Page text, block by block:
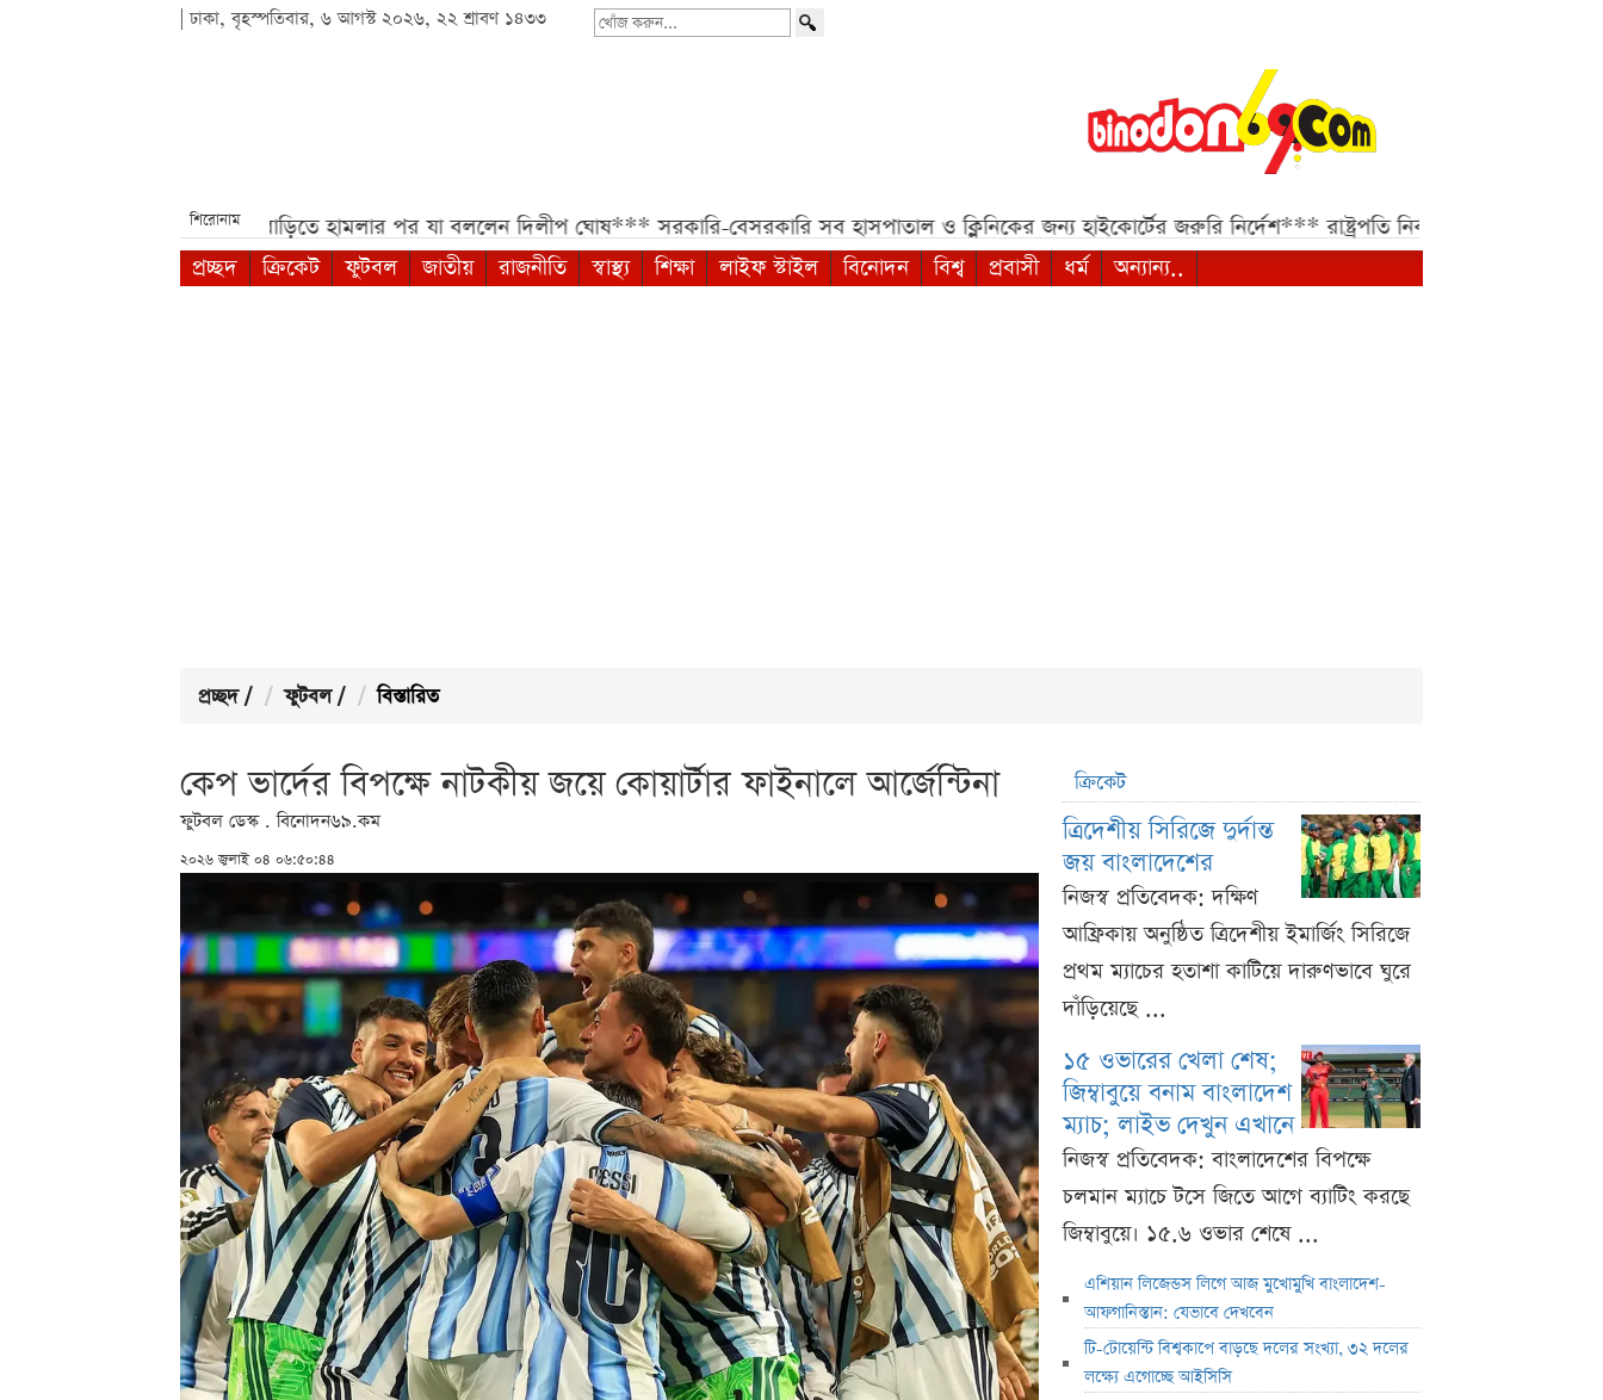
| ঢাকা, বৃহস্পতিবার, ৬ আগস্ট ২০২৬, ২২ শ্রাবণ ১৪৩৩
খোঁজ
শিরোনাম
সাকিবের বাড়িতে হামলার পর যা বললেন দিলীপ ঘোষ*** সরকারি-বেসরকারি সব হাসপাতাল ও ক্লিনিকের জন্য হাইকোর্টের জরুরি নির্দেশ*** রাষ্ট্রপতি নির্বাচন ২০ আগস্ট, প্রার্থী হতে কী
প্রচ্ছদ
ক্রিকেট ফুটবল জাতীয় রাজনীতি স্বাস্থ্য শিক্ষা লাইফ স্টাইল বিনোদন বিশ্ব প্রবাসী ধর্ম অন্যান্য..
প্রচ্ছদ / ফুটবল / বিস্তারিত
কেপ ভার্দের বিপক্ষে নাটকীয় জয়ে কোয়ার্টার ফাইনালে আর্জেন্টিনা
ফুটবল ডেস্ক . বিনোদন৬৯.কম
২০২৬ জুলাই ০৪ ০৬:৫০:৪৪
ক্রিকেট
ত্রিদেশীয় সিরিজে দুর্দান্ত
জয় বাংলাদেশের
নিজস্ব প্রতিবেদক: দক্ষিণ
আফ্রিকায় অনুষ্ঠিত ত্রিদেশীয় ইমার্জিং সিরিজে
প্রথম ম্যাচের হতাশা কাটিয়ে দারুণভাবে ঘুরে
দাঁড়িয়েছে ...
১৫ ওভারের খেলা শেষ;
জিম্বাবুয়ে বনাম বাংলাদেশ
ম্যাচ; লাইভ দেখুন এখানে
নিজস্ব প্রতিবেদক: বাংলাদেশের বিপক্ষে
চলমান ম্যাচে টসে জিতে আগে ব্যাটিং করছে
জিম্বাবুয়ে। ১৫.৬ ওভার শেষে ...
এশিয়ান লিজেন্ডস লিগে আজ মুখোমুখি বাংলাদেশ-
আফগানিস্তান: যেভাবে দেখবেন
টি-টোয়েন্টি বিশ্বকাপে বাড়ছে দলের সংখ্যা, ৩২ দলের
লক্ষ্যে এগোচ্ছে আইসিসি